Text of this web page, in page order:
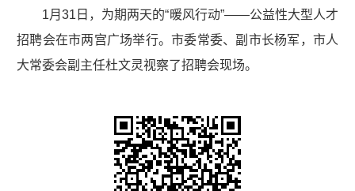
1月31日，为期两天的“暖风行动”——公益性大型人才
招聘会在市两宫广场举行。市委常委、副市长杨军，市人
大常委会副主任杜文灵视察了招聘会现场。